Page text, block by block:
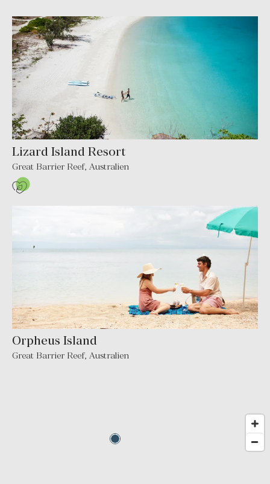
Lizard Island Resort
Great Barrier Reef, Australien
Orpheus Island
Great Barrier Reef, Australien